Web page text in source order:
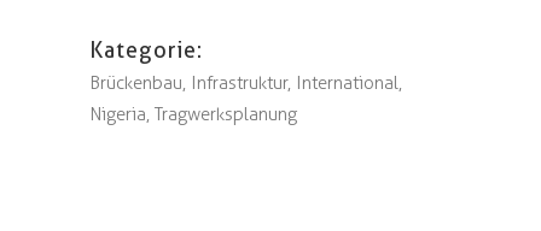
Kategorie:
Brückenbau, Infrastruktur, International,
Nigeria, Tragwerksplanung